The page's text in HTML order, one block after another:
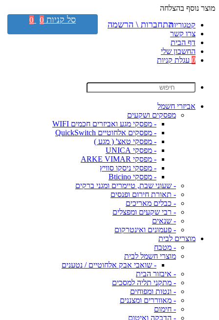
מוצר נוסף בהצלחה
קטגוריות
צרו קשר
דף הבית
החשבון שלי
0 עגלת קניות
אביזרי חשמל
מפסקים ושקעים
- מפסקי מגע ואביזרים חכמים WIFI
- מפסקים אלחוטיים QuickSwitch
- מפסקי טאצ' ( מגע )
- מפסקי UNICA
- מפסקי ARKE VIMAR
- מפסקי ניסקו סוויץ
- מפסקי Bticino
- שעוני שבת, טיימרים ומגני ברקים
- תאורת חירום ופנסים
- כבלים מאריכים
- רבי שקעים ומפצלים
- שנאים
- פעמונים ואינטרקום
מוצרים לבית
- מטבח
מוצרי חשמל לבית
- שואבי אבק אלחוטיים / נטענים
- איבזור הבית
- מתקני תליה למסכים
- ונטות ומפוחים
- מאווררים ומצננים
- חימום
- הדבקה ואיטום
התחברות \ הרשמה סל קניות 0
0